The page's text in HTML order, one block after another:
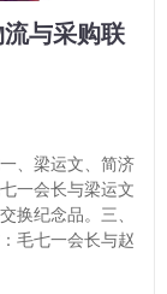
与采购联
、梁运文、简济
一会长与梁运文
换纪念品。三、
毛七一会长与赵